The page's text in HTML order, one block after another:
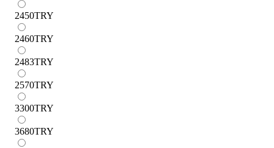
2450TRY
2460TRY
2483TRY
2570TRY
3300TRY
3680TRY